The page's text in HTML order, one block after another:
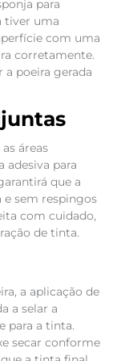
para
tiver uma
com uma
corretamente.
poeira gerada
áreas
adesiva para
que a
sem respingos
com cuidado,
de tinta.
a aplicação de
a selar a
para a tinta.
secar conforme